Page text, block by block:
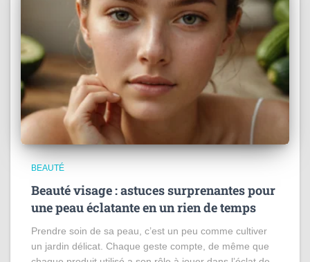
BEAUTÉ
Beauté visage : astuces surprenantes pour
une peau éclatante en un rien de temps
Prendre soin de sa peau, c’est un peu comme cultiver
un jardin délicat. Chaque geste compte, de même que